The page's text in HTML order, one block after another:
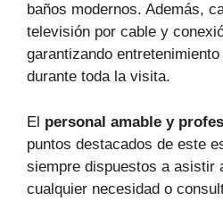
baños modernos. Además,
televisión por cable y
garantizando
durante toda la visita.
El personal amable y
puntos destacados de este
siempre dispuestos a asistir
cualquier necesidad o